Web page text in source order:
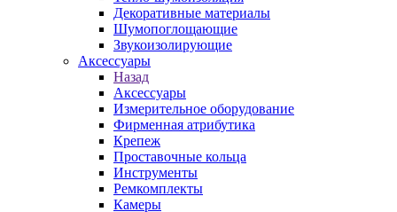
Декоративные материалы
Шумопоглощающие
Звукоизолирующие
Аксессуары
Назад
Аксессуары
Измерительное оборудование
Фирменная атрибутика
Крепеж
Проставочные кольца
Инструменты
Ремкомплекты
Камеры